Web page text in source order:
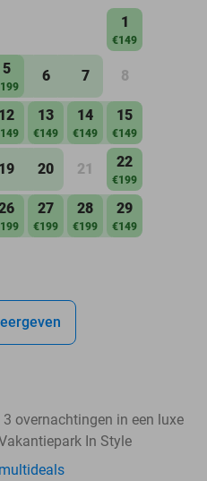
1
€149
5 6 7 8
12 13
€149
14
€149
15
€149
19 20 21 22
€199
27
€199
28
€199
29
€149
overnachtingen in een luxe
In Style